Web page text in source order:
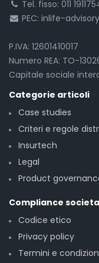
Tel. fisso: 011
PEC: inlife-
P.IVA: 12601410017
Numero REA: TO-
Capitale sociale
Categorie articoli
Case studies
Criteri e regole
Insurtech
Legal
Product
Compliance
Codice etico
Privacy policy
Termini e